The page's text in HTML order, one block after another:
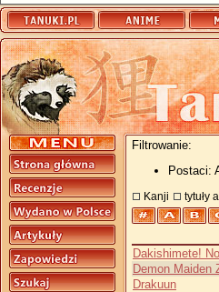
Filtrowanie:
Postaci:
Kanji tytuły
Dakishimete!
Demon Maiden
Drakuun